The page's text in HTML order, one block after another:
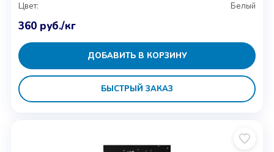
Цвет:
Белый
360 руб./кг
ДОБАВИТЬ В КОРЗИНУ
БЫСТРЫЙ ЗАКАЗ